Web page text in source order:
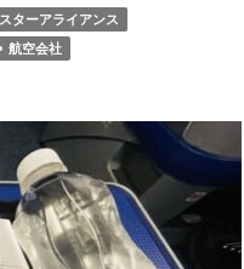
スターアライアンス
航空会社